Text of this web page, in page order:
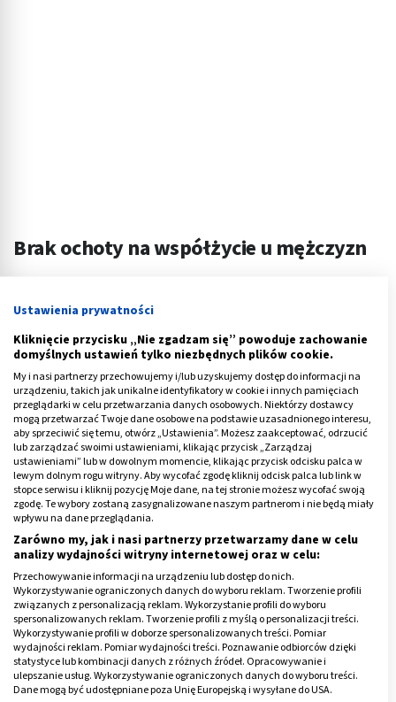
Brak ochoty na współżycie u mężczyzn
przerwy myśli o seksie. W rzeczywistości to nieprawda –
co więcej nie zawsze gdy kobieta będzie miała ochotę
na zbliżenie, partner odpowie jej tym samym.Nadmiar
obowiązków istresto tylko dwa powody braku
popędu u mężczyzny.
Niektórzy zwyczajnie stwierdzają, że wolą poświęcać
czas wolny innym rzeczom, np. swoim
zainteresowaniom. By seks zupełnie nie poszedł w
odstawkę pamiętajmy, że o libido warto dbać, a
dłuższa przerwa w kontaktach seksualnych tylko
pogłębi ten problem i sprawi, że ochota na seks
wygaśnie.
Uśpione libido niestety trudno jest obudzić. Przede
wszystkim pamiętajmy, że popęd płciowy nie cierpi
nudy. Jeśli każdy nasz stosunek wygląda tak samo,
trzeba będzie wprowadzić pewne urozmaicenia. Nie
oznacza to od razu konieczności zakupienia całego
Ustawienia prywatności
Kliknięcie przycisku „Nie zgadzam się” powoduje zachowanie
domyślnych ustawień tylko niezbędnych plików cookie.
My i nasi partnerzy przechowujemy i/lub uzyskujemy dostęp do informacji na
urządzeniu, takich jak unikalne identyfikatory w cookie i innych pamięciach
przeglądarki w celu przetwarzania danych osobowych. Niektórzy dostawcy
mogą przetwarzać Twoje dane osobowe na podstawie uzasadnionego interesu,
aby sprzeciwić się temu, otwórz „Ustawienia”. Możesz zaakceptować, odrzucić
lub zarządzać swoimi ustawieniami, klikając przycisk „Zarządzaj
ustawieniami” lub w dowolnym momencie, klikając przycisk odcisku palca w
lewym dolnym rogu witryny. Aby wycofać zgodę kliknij odcisk palca lub link w
stopce serwisu i kliknij pozycję Moje dane, na tej stronie możesz wycofać swoją
zgodę. Te wybory zostaną zasygnalizowane naszym partnerom i nie będą miały
wpływu na dane przeglądania.
Zarówno my, jak i nasi partnerzy przetwarzamy dane w celu
analizy wydajności witryny internetowej oraz w celu:
Przechowywanie informacji na urządzeniu lub dostęp do nich.
Wykorzystywanie ograniczonych danych do wyboru reklam. Tworzenie profili
związanych z personalizacją reklam. Wykorzystanie profili do wyboru
spersonalizowanych reklam. Tworzenie profili z myślą o personalizacji treści.
Wykorzystywanie profili w doborze spersonalizowanych treści. Pomiar
wydajności reklam. Pomiar wydajności treści. Poznawanie odbiorców dzięki
statystyce lub kombinacji danych z różnych źródeł. Opracowywanie i
ulepszanie usług. Wykorzystywanie ograniczonych danych do wyboru treści.
Dane mogą być udostępniane poza Unię Europejską i wysyłane do USA.